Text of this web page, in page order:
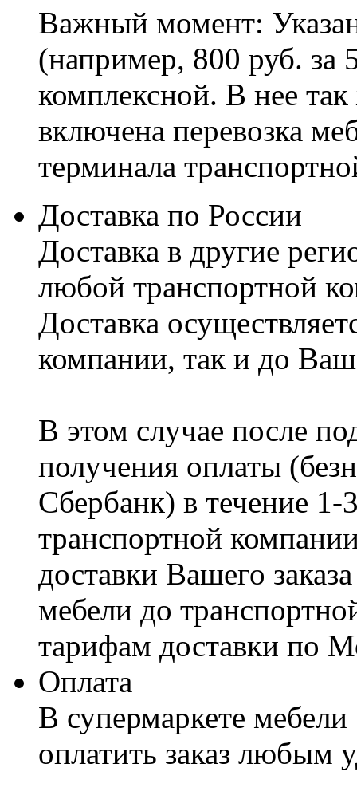
Важный момент:
(например, 800 руб. за
комплексной. В нее
включена перевозка
терминала
Доставка по России
Доставка в другие
любой транспортной
Доставка
компании, так и до
В этом случае после
получения оплаты
Сбербанк) в течение
транспортной
доставки Вашего
мебели до
тарифам доставки по
Оплата
В супермаркете
оплатить заказ любым